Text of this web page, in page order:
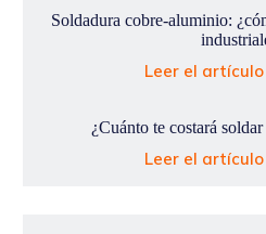
Soldadura cobre-aluminio:
Leer el
¿Cuánto te costará
Leer el